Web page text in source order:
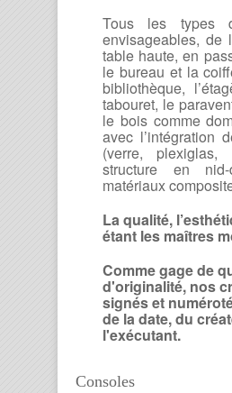
Tous les types
envisageables,
table haute, en
le bureau et la
bibliothèque,
tabouret, le
le bois comme
avec l’intégration
(verre, plexiglas,
structure en nid-
matériaux
La qualité,
étant les maîtres
Comme gage de
d'originalité, nos
signés et
de la date, du
l'exécutant.
Consoles